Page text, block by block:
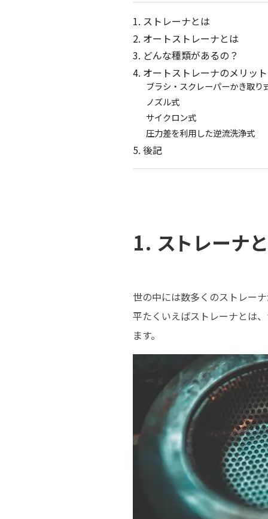
1. ストレーナとは
2. オートストレーナとは
3. どんな種類があるの？
4. オートストレーナのメリッ
ブラシ・スクレーパーかき取り
ノズル式
サイクロン式
圧力差を利用した逆流洗浄式
5. 後記
1. ストレーナ
世の中には数多くのストレー
平たくいえばストレーナとは
ます。